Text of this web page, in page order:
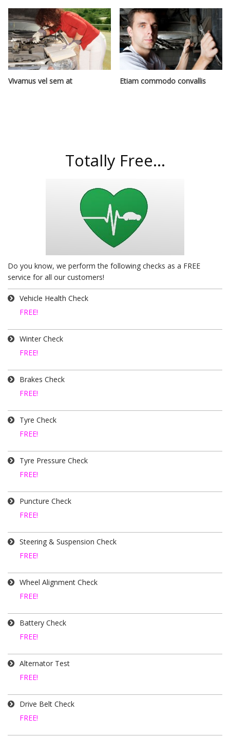
Vivamus vel sem at Etiam commodo convallis
Totally Free...
Do you know, we perform the following checks as a FREE
service for all our customers!
Vehicle Health Check
FREE!
Winter Check
FREE!
Brakes Check
FREE!
Tyre Check
FREE!
Tyre Pressure Check
FREE!
Puncture Check
FREE!
Steering & Suspension Check
FREE!
Wheel Alignment Check
FREE!
Battery Check
FREE!
Alternator Test
FREE!
Drive Belt Check
FREE!